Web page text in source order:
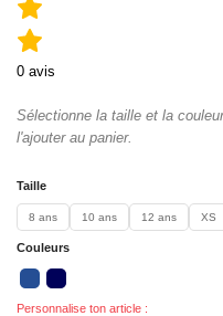
0 avis
Sélectionne la taille et la
l'ajouter au panier.
Taille
8 ans 10 ans 12 ans XS
Couleurs
Personnalise ton article :